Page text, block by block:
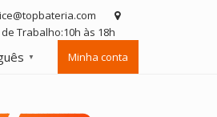
Trabalho:10h às 18h
▼ Minha conta